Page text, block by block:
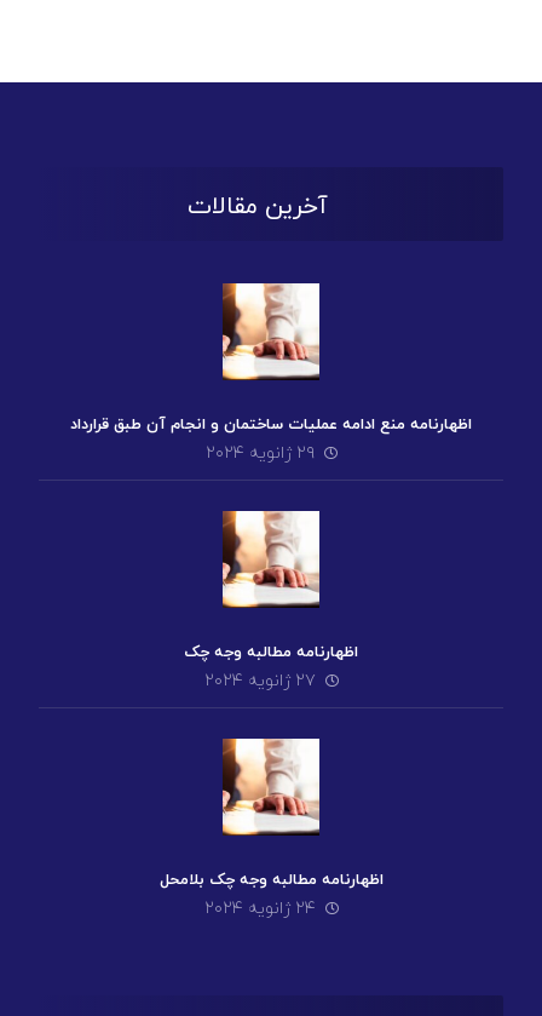
آخرین مقالات
اظهارنامه منع ادامه عملیات ساختمان و انجام آن طبق قرارداد
۲۹ ژانویه ۲۰۲۴
اظهارنامه مطالبه وجه چک
۲۷ ژانویه ۲۰۲۴
اظهارنامه مطالبه وجه چک بلامحل
۲۴ ژانویه ۲۰۲۴